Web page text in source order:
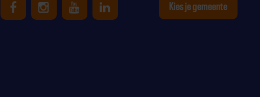
Uniek Sporten op Facebook
Uniek Sporten op Instagram
Uniek Sporten op Youtube
Uniek Sporten op Linkedin
Kies je gemeente